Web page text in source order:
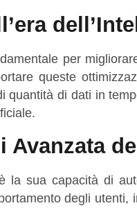
per
queste
di dati in
Avanzata
la sua capacità di
degli